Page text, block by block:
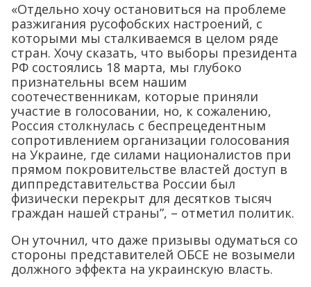
«Отдельно хочу остановиться на проблеме
разжигания русофобских настроений, с
которыми мы сталкиваемся в целом ряде
стран. Хочу сказать, что выборы президента
РФ состоялись 18 марта, мы глубоко
признательны всем нашим
соотечественникам, которые приняли
участие в голосовании, но, к сожалению,
Россия столкнулась с беспрецедентным
сопротивлением организации голосования
на Украине, где силами националистов при
прямом покровительстве властей доступ в
диппредставительства России был
физически перекрыт для десятков тысяч
граждан нашей страны”, – отметил политик.
Он уточнил, что даже призывы одуматься со
стороны представителей ОБСЕ не возымели
должного эффекта на украинскую власть.